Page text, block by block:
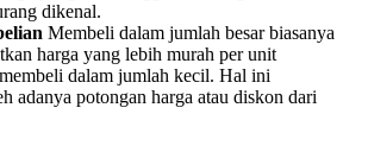
dikenal.
Membeli dalam jumlah besar biasanya
harga yang lebih murah per unit
dalam jumlah kecil. Hal ini
adanya potongan harga atau diskon dari